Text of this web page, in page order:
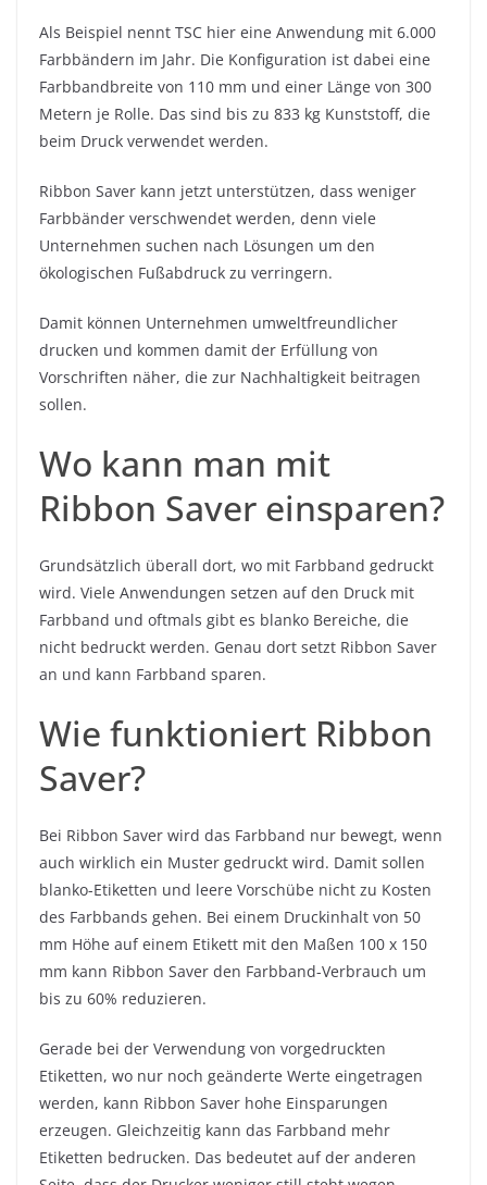
Als Beispiel nennt TSC hier eine Anwendung mit 6.000
Farbbändern im Jahr. Die Konfiguration ist dabei eine
Farbbandbreite von 110 mm und einer Länge von 300
Metern je Rolle. Das sind bis zu 833 kg Kunststoff, die
beim Druck verwendet werden.
Ribbon Saver kann jetzt unterstützen, dass weniger
Farbbänder verschwendet werden, denn viele
Unternehmen suchen nach Lösungen um den
ökologischen Fußabdruck zu verringern.
Damit können Unternehmen umweltfreundlicher
drucken und kommen damit der Erfüllung von
Vorschriften näher, die zur Nachhaltigkeit beitragen
sollen.
Wo kann man mit
Ribbon Saver einsparen?
Grundsätzlich überall dort, wo mit Farbband gedruckt
wird. Viele Anwendungen setzen auf den Druck mit
Farbband und oftmals gibt es blanko Bereiche, die
nicht bedruckt werden. Genau dort setzt Ribbon Saver
an und kann Farbband sparen.
Wie funktioniert Ribbon
Saver?
Bei Ribbon Saver wird das Farbband nur bewegt, wenn
auch wirklich ein Muster gedruckt wird. Damit sollen
blanko-Etiketten und leere Vorschübe nicht zu Kosten
des Farbbands gehen. Bei einem Druckinhalt von 50
mm Höhe auf einem Etikett mit den Maßen 100 x 150
mm kann Ribbon Saver den Farbband-Verbrauch um
bis zu 60% reduzieren.
Gerade bei der Verwendung von vorgedruckten
Etiketten, wo nur noch geänderte Werte eingetragen
werden, kann Ribbon Saver hohe Einsparungen
erzeugen. Gleichzeitig kann das Farbband mehr
Etiketten bedrucken. Das bedeutet auf der anderen